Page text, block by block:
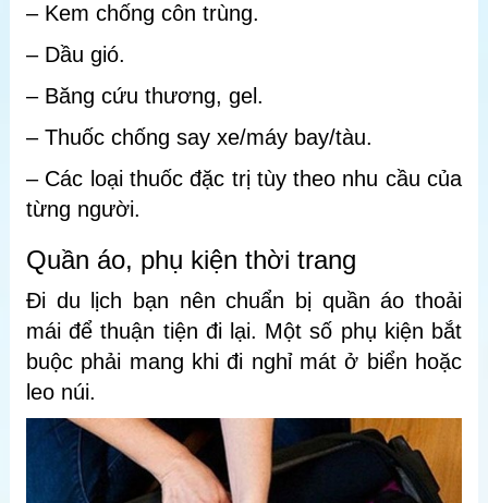
– Kem chống côn trùng.
– Dầu gió.
– Băng cứu thương, gel.
– Thuốc chống say xe/máy bay/tàu.
– Các loại thuốc đặc trị tùy theo nhu cầu của
từng người.
Quần áo, phụ kiện thời trang
Đi du lịch bạn nên chuẩn bị quần áo thoải
mái để thuận tiện đi lại. Một số phụ kiện bắt
buộc phải mang khi đi nghỉ mát ở biển hoặc
leo núi.